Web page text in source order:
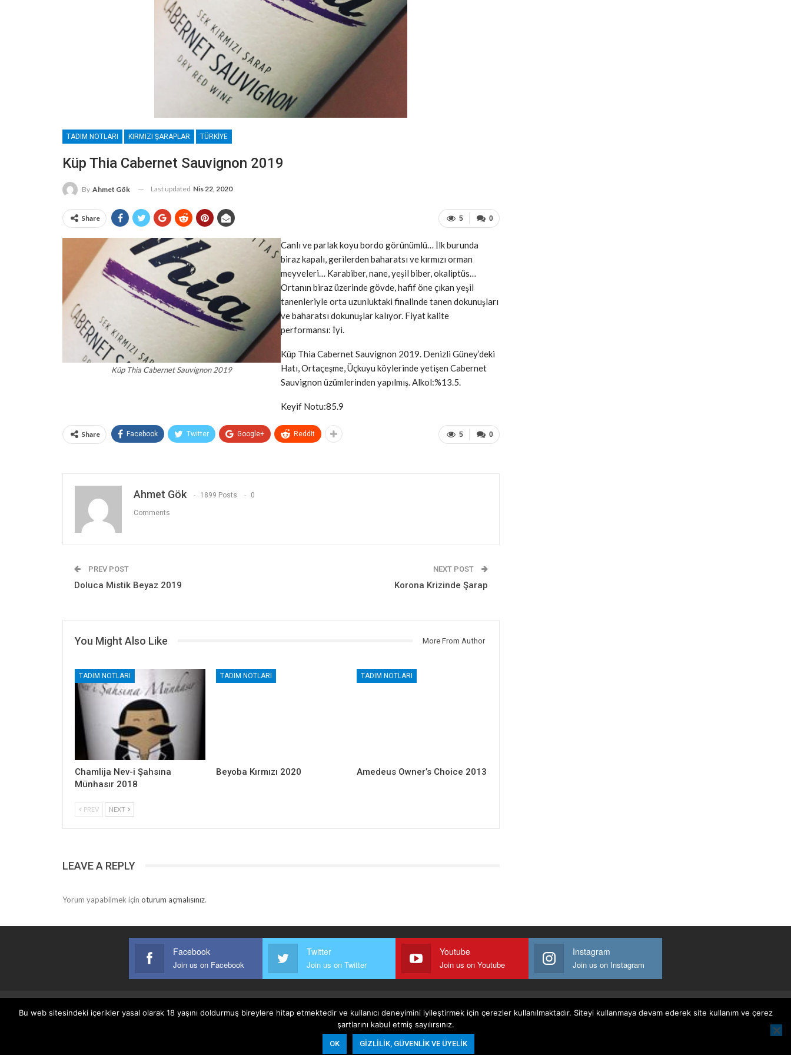
TADIM NOTLARI KIRMIZI ŞARAPLAR TÜRKIYE
Küp Thia Cabernet Sauvignon 2019
By Ahmet Gök Last updated Nis 22, 2020
0
5
Share
Küp Thia Cabernet Sauvignon 2019
Canlı ve parlak koyu bordo görünümlü… İlk burunda
biraz kapalı, gerilerden baharatsı ve kırmızı orman
meyveleri… Karabiber, nane, yeşil biber, okaliptüs…
Ortanın biraz üzerinde gövde, hafif öne çıkan yeşil
tanenleriyle orta uzunluktaki finalinde tanen dokunuşları
ve baharatsı dokunuşlar kalıyor. Fiyat kalite
performansı: İyi.
Küp Thia Cabernet Sauvignon 2019. Denizli Güney’deki
Hatı, Ortaçeşme, Üçkuyu köylerinde yetişen Cabernet
Sauvignon üzümlerinden yapılmış. Alkol:%13.5.
Keyif Notu:85.9
0
5
Share Facebook Twitter Google+ ReddIt
Ahmet Gök 1899 Posts 0
Comments
PREV POST
Doluca Mistik Beyaz 2019
NEXT POST
Korona Krizinde Şarap
You Might Also Like More From Author
TADIM NOTLARI
Chamlija Nev-i Şahsına
Münhasır 2018
TADIM NOTLARI
Beyoba Kırmızı 2020
TADIM NOTLARI
Amedeus Owner’s Choice 2013
PREV NEXT
LEAVE A REPLY
Yorum yapabilmek için oturum açmalısınız.
Facebook
Join us on Facebook
Twitter
Join us on Twitter
Youtube
Join us on Youtube
Instagram
Join us on Instagram
Anasayfa Keyfi Yazanlar İletişim Şartlar Ve Koşullar Gizlilik, Güvenlik Ve Üyelik Politikası
Bu web sitesindeki içerikler yasal olarak 18 yaşını doldurmuş bireylere hitap etmektedir ve kullanıcı deneyimini iyileştirmek için çerezler kullanılmaktadır. Siteyi kullanmaya devam ederek site kullanım ve çerez
şartlarını kabul etmiş sayılırsınız.
OK GIZLILIK, GÜVENLIK VE ÜYELIK